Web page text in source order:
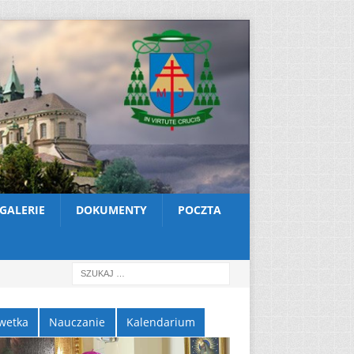
GALERIE DOKUMENTY POCZTA
Nauczanie Kalendarium